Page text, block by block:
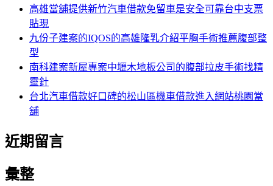
高雄當舖提供新竹汽車借款免留車是安全可靠台中支票
貼現
九份子建案的IQOS的高雄隆乳介紹平胸手術推薦腹部整
型
南科建案新屋專案中壢木地板公司的腹部拉皮手術找精
靈針
台北汽車借款好口碑的松山區機車借款進入網站桃園當
舖
近期留言
彙整